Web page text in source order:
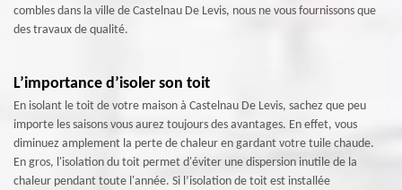
combles dans la ville de Castelnau De Levis, nous ne vous fournissons que
des travaux de qualité.
L’importance d’isoler son toit
En isolant le toit de votre maison à Castelnau De Levis, sachez que peu
importe les saisons vous aurez toujours des avantages. En effet, vous
diminuez amplement la perte de chaleur en gardant votre tuile chaude.
En gros, l'isolation du toit permet d'éviter une dispersion inutile de la
chaleur pendant toute l'année. Si l’isolation de toit est installée